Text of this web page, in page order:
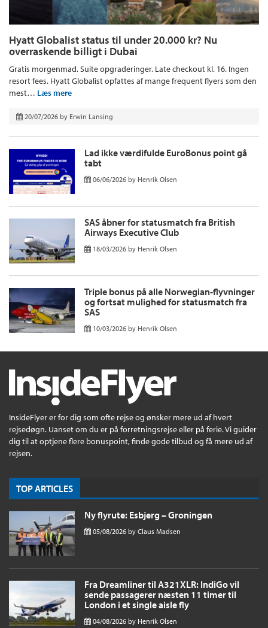
Hyatt Globalist status til under 20.000 kr? Nu
overraskende billigt i Dubai
Gratis morgenmad. Suite opgraderinger. Late checkout kl. 16. Ingen
resort fees. Hyatt Globalist opfattes af mange frequent flyers som den
mest… Læs mere
20/07/2026 by Erwin Lansing
Lad ikke værdifulde EuroBonus point gå
tabt
06/06/2026 by Henrik Olsen
SAS åbner for statusmatch fra British
Airways Executive Club
18/03/2026 by Henrik Olsen
Triple bonus på alle Norwegian-flyvninger
og fortsat mulighed for statusmatch fra
SAS
10/03/2026 by Henrik Olsen
InsideFlyer er for dig som ofte rejse og ønsker mere ud af hvert
rejsedøgn. Uanset om du er på forretningsrejse eller på ferie. Vi guider
dig til at optjene flere bonuspoint, finde gode tilbud og få mere ud af
rejsen.
TOP ARTICLES
Ny flyrute: Esbjerg – Groningen
05/08/2026 by Claus Madsen
Fra Dreamliner til A321XLR: IndiGo vil
sende passagerer næsten 11 timer til
London i et single aisle fly
04/08/2026 by Henrik Olsen